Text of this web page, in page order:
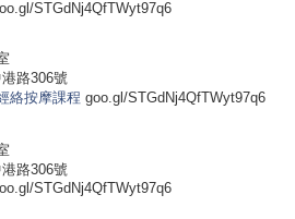
STGdNj4QfTWyt97q6
路306號
絡按摩課程 goo.gl/STGdNj4QfTWyt97q6
路306號
STGdNj4QfTWyt97q6